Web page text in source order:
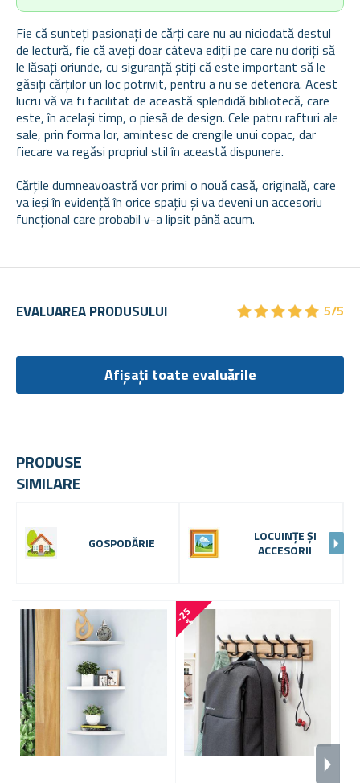
Fie că sunteți pasionați de cărți care nu au niciodată destul
de lectură, fie că aveți doar câteva ediții pe care nu doriți să
le lăsați oriunde, cu siguranță știți că este important să le
găsiți cărților un loc potrivit, pentru a nu se deteriora. Acest
lucru vă va fi facilitat de această splendidă bibliotecă, care
este, în același timp, o piesă de design. Cele patru rafturi ale
sale, prin forma lor, amintesc de crengile unui copac, dar
fiecare va regăsi propriul stil în această dispunere.
Cărțile dumneavoastră vor primi o nouă casă, originală, care
va ieși în evidență în orice spațiu și va deveni un accesoriu
funcțional care probabil v-a lipsit până acum.
PRODUSE
SIMILARE
GOSPODĂRIE
LOCUINȚE ȘI
ACCESORII
-
2
5
%
EVALUAREA PRODUSULUI ★★★★★
★★★★★ 5/5
Afișați toate evaluările